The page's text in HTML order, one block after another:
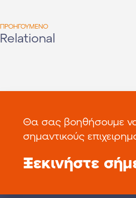
ΠΡΟΗΓΟΥΜΕΝΟ
Relational
Θα σας βοηθήσουμε να
σημαντικούς
Ξεκινήστε